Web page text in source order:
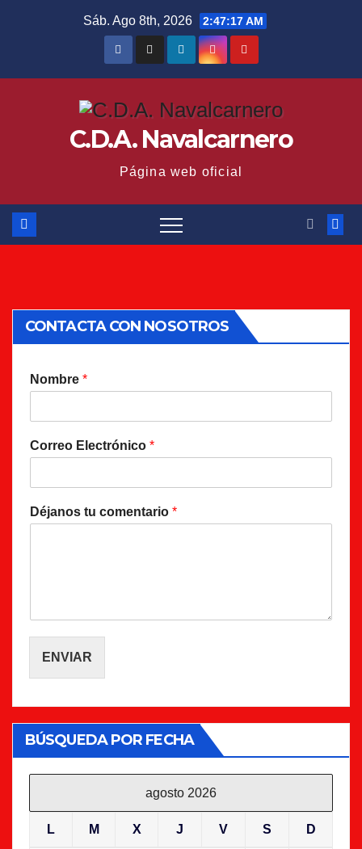
Sáb. Ago 8th, 2026 2:47:18 AM
C.D.A. Navalcarnero
Página web oficial
CONTACTA CON NOSOTROS
Nombre *
Correo Electrónico *
Déjanos tu comentario *
ENVIAR
BÚSQUEDA POR FECHA
agosto 2026
L M X J V S D